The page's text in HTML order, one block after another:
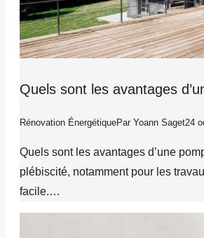
Quels sont les avantages
Rénovation ÉnergétiquePar Yoann Saget24
Quels sont les avantages d’une
plébiscité, notamment pour les
facile.…